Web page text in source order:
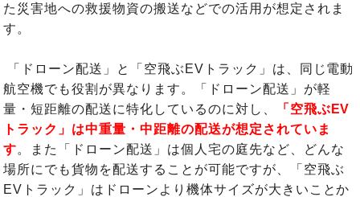
た災害地への救援物資の搬送などでの活用が想定されま
す。
「ドローン配送」と「空飛ぶEVトラック」は、同じ電動
航空機でも役割が異なります。「ドローン配送」が軽
量・短距離の配送に特化しているのに対し、
「空飛ぶEV
トラック」は中重量・中距離の配送が想定されていま
す。また「ドローン配送」は個人宅の庭先など、どんな
場所にでも貨物を配送することが可能ですが、「空飛ぶ
EVトラック」はドローンより機体サイズが大きいことか